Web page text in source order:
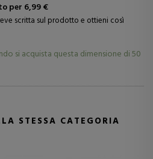
per 6,99 €
scritta sul prodotto e ottieni così
si acquista questa dimensione di50
STESSA CATEGORIA